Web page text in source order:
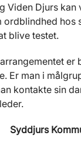
Viden Djurs
ordblindhed hos
blive testet.
er
Er man i
kontakte sin
Syddjurs